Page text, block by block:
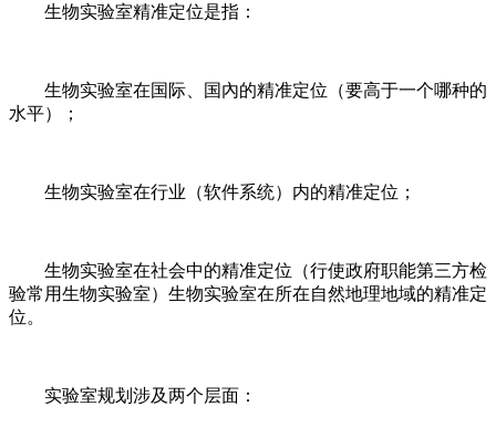
生物实验室精准定位是指：
生物实验室在国际、国內的精准定位（要高于一个哪种的
水平）；
生物实验室在行业（软件系统）内的精准定位；
生物实验室在社会中的精准定位（行使政府职能第三方检
验常用生物实验室）生物实验室在所在自然地理地域的精准定
位。
实验室规划涉及两个层面：